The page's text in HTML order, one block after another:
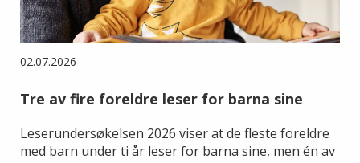
02.07.2026
Tre av fire foreldre leser for barna sine
Leserundersøkelsen 2026 viser at de fleste foreldre
med barn under ti år leser for barna sine, men én av